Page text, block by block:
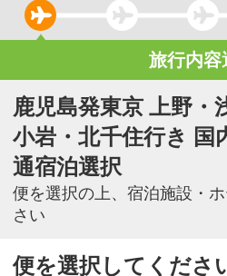
旅行内容
鹿児島発東京 上野・
小岩・北千住行き 国
通宿泊選択
便を選択の上、宿泊施設・
さい
便を選択してくださ